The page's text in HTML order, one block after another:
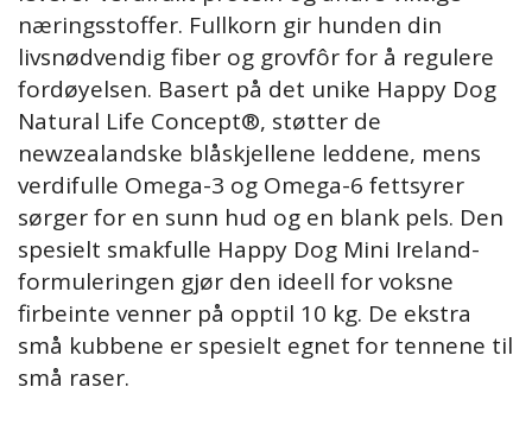
næringsstoffer. Fullkorn gir hunden din
livsnødvendig fiber og grovfôr for å regulere
fordøyelsen. Basert på det unike Happy Dog
Natural Life Concept®, støtter de
newzealandske blåskjellene leddene, mens
verdifulle Omega-3 og Omega-6 fettsyrer
sørger for en sunn hud og en blank pels. Den
spesielt smakfulle Happy Dog Mini Ireland-
formuleringen gjør den ideell for voksne
firbeinte venner på opptil 10 kg. De ekstra
små kubbene er spesielt egnet for tennene til
små raser.